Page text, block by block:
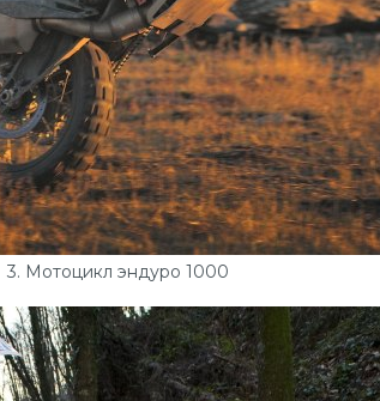
3. Мотоцикл эндуро 1000